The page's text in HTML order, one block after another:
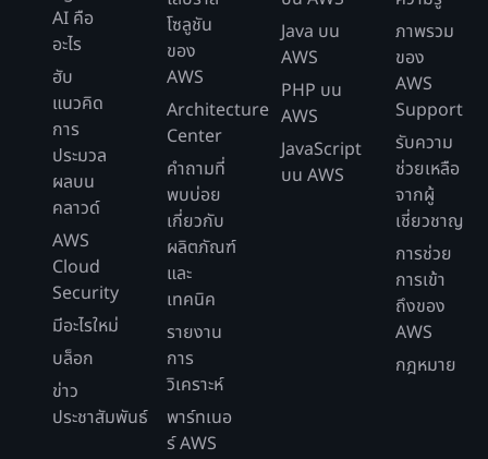
AI คือ
อะไร
ฮับ
แนวคิด
การ
ประมวล
ผลบน
คลาวด์
AWS
Cloud
Security
มีอะไรใหม่
บล็อก
ข่าว
ประชาสัมพันธ์
โซลูชัน
ของ
AWS
Architecture
Center
คำถามที่
พบบ่อย
เกี่ยวกับ
ผลิตภัณฑ์
และ
เทคนิค
รายงาน
การ
วิเคราะห์
พาร์ทเนอ
ร์ AWS
Java บน
AWS
PHP บน
AWS
JavaScript
บน AWS
ภาพรวม
ของ
AWS
Support
รับความ
ช่วยเหลือ
จากผู้
เชี่ยวชาญ
การช่วย
การเข้า
ถึงของ
AWS
กฎหมาย